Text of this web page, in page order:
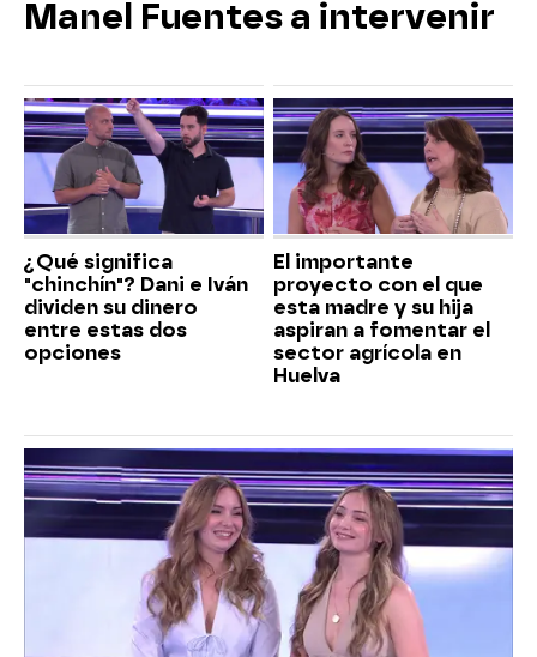
Manel Fuentes a intervenir
¿Qué significa
"chinchín"? Dani e Iván
dividen su dinero
entre estas dos
opciones
El importante
proyecto con el que
esta madre y su hija
aspiran a fomentar el
sector agrícola en
Huelva